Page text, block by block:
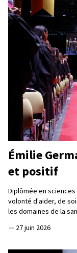
Émilie
et positif
Diplômée en
volonté d'aider, de
les domaines de la
— 27 juin 2026